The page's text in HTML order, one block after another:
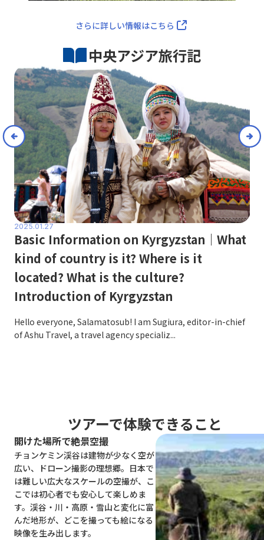
さらに詳しい情報はこちら
中央アジア旅行記
2025.01.27
Basic Information on Kyrgyzstan｜What
kind of country is it? Where is it
located? What is the culture?
Introduction of Kyrgyzstan
Hello everyone, Salamatosub! I am Sugiura, editor-in-chief
of Ashu Travel, a travel agency specializ...
ツアーで体験できること
開けた場所で絶景空撮
チョンケミン渓谷は建物が少なく空が
広い、ドローン撮影の理想郷。日本で
は難しい広大なスケールの空撮が、こ
こでは初心者でも安心して楽しめま
す。渓谷・川・高原・雪山と変化に富
んだ地形が、どこを撮っても絵になる
映像を生み出します。